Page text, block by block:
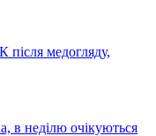
медогляду,
в неділю очікуються